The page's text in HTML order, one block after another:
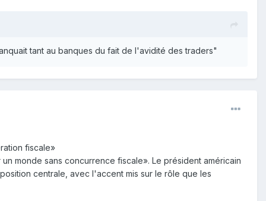
tant au banques du fait de l'avidité des traders"
fiscale»
monde sans concurrence fiscale». Le président américain
centrale, avec l'accent mis sur le rôle que les